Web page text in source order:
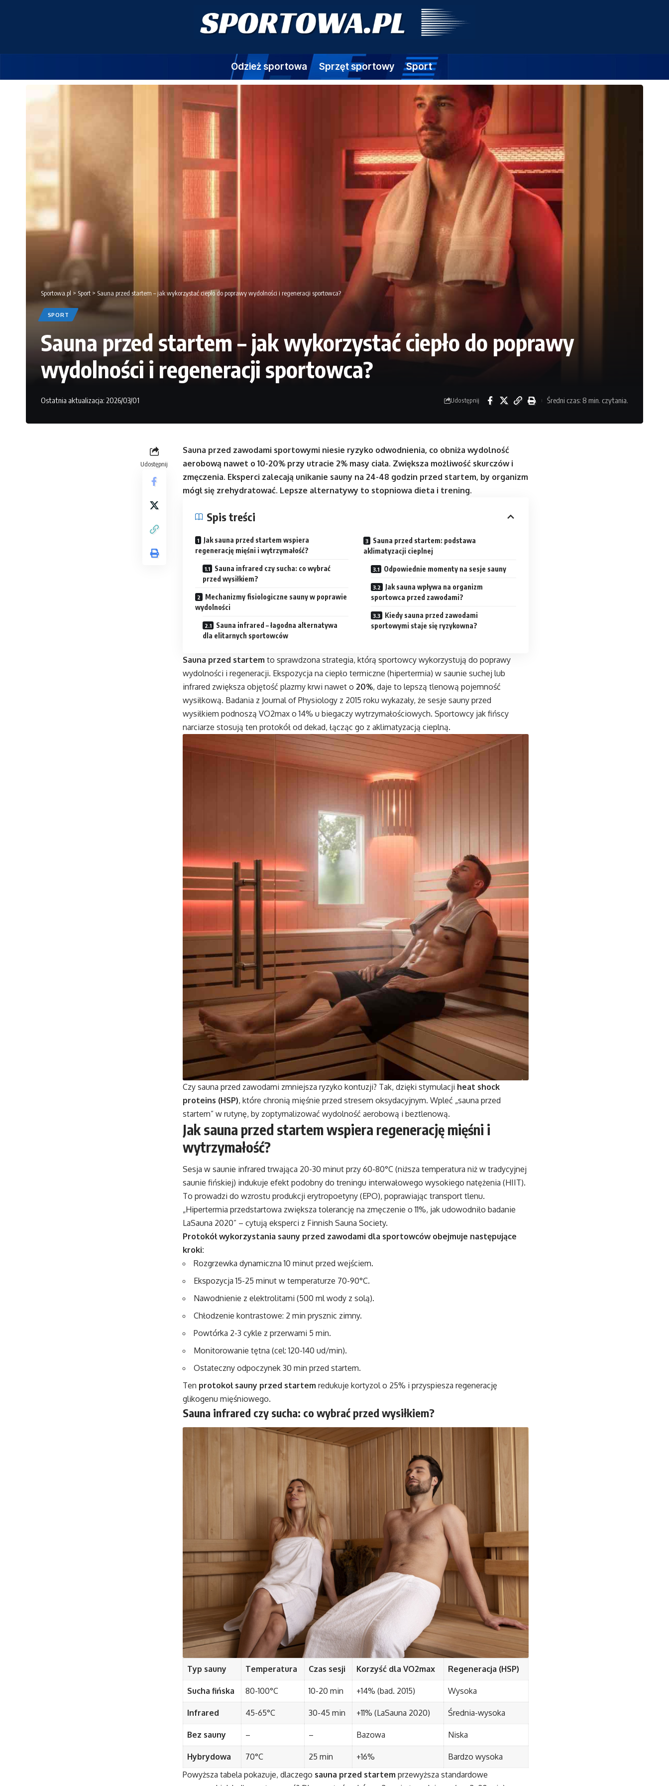
Odzież sportowa Sprzęt sportowy Sport
Sportowa.pl > Sport > Sauna przed startem – jak wykorzystać ciepło do poprawy wydolności i regeneracji sportowca?
SPORT
Sauna przed startem – jak wykorzystać ciepło do poprawy
wydolności i regeneracji sportowca?
Ostatnia aktualizacja: 2026/03/01 Udostępnij Średni czas: 8 min. czytania.
Udostępnij
Sauna przed zawodami sportowymi niesie ryzyko odwodnienia, co obniża wydolność
aerobową nawet o 10-20% przy utracie 2% masy ciała. Zwiększa możliwość skurczów i
zmęczenia. Eksperci zalecają unikanie sauny na 24-48 godzin przed startem, by organizm
mógł się zrehydratować. Lepsze alternatywy to stopniowa dieta i trening.
Spis treści
Jak sauna przed startem wspiera
regenerację mięśni i wytrzymałość?
Sauna infrared czy sucha: co wybrać
przed wysiłkiem?
Mechanizmy fisiologiczne sauny w poprawie
wydolności
Sauna infrared – łagodna alternatywa
dla elitarnych sportowców
Sauna przed startem: podstawa
aklimatyzacji cieplnej
Odpowiednie momenty na sesje sauny
Jak sauna wpływa na organizm
sportowca przed zawodami?
Kiedy sauna przed zawodami
sportowymi staje się ryzykowna?
Sauna przed startem to sprawdzona strategia, którą sportowcy wykorzystują do poprawy
wydolności i regeneracji. Ekspozycja na ciepło termiczne (hipertermia) w saunie suchej lub
infrared zwiększa objętość plazmy krwi nawet o 20%, daje to lepszą tlenową pojemność
wysiłkową. Badania z Journal of Physiology z 2015 roku wykazały, że sesje sauny przed
wysiłkiem podnoszą VO2max o 14% u biegaczy wytrzymałościowych. Sportowcy jak fińscy
narciarze stosują ten protokół od dekad, łącząc go z aklimatyzacją cieplną.
Czy sauna przed zawodami zmniejsza ryzyko kontuzji? Tak, dzięki stymulacji heat shock
proteins (HSP), które chronią mięśnie przed stresem oksydacyjnym. Wpleć „sauna przed
startem” w rutynę, by zoptymalizować wydolność aerobową i beztlenową.
Jak sauna przed startem wspiera regenerację mięśni i
wytrzymałość?
Sesja w saunie infrared trwająca 20-30 minut przy 60-80°C (niższa temperatura niż w tradycyjnej
saunie fińskiej) indukuje efekt podobny do treningu interwałowego wysokiego natężenia (HIIT).
To prowadzi do wzrostu produkcji erytropoetyny (EPO), poprawiając transport tlenu.
„Hipertermia przedstartowa zwiększa tolerancję na zmęczenie o 11%, jak udowodniło badanie
LaSauna 2020” – cytują eksperci z Finnish Sauna Society.
Protokół wykorzystania sauny przed zawodami dla sportowców obejmuje następujące
kroki:
Rozgrzewka dynamiczna 10 minut przed wejściem.
Ekspozycja 15-25 minut w temperaturze 70-90°C.
Nawodnienie z elektrolitami (500 ml wody z solą).
Chłodzenie kontrastowe: 2 min prysznic zimny.
Powtórka 2-3 cykle z przerwami 5 min.
Monitorowanie tętna (cel: 120-140 ud/min).
Ostateczny odpoczynek 30 min przed startem.
Ten protokoł sauny przed startem redukuje kortyzol o 25% i przyspiesza regenerację
glikogenu mięśniowego.
Sauna infrared czy sucha: co wybrać przed wysiłkiem?
Typ sauny Temperatura Czas sesji Korzyść dla VO2max Regeneracja (HSP)
Sucha fińska 80-100°C 10-20 min +14% (bad. 2015) Wysoka
Infrared 45-65°C 30-45 min +11% (LaSauna 2020) Średnia-wysoka
Bez sauny – – Bazowa Niska
Hybrydowa 70°C 25 min +16%
Bardzo wysoka
Powyższa tabela pokazuje, dlaczego sauna przed startem przewyższa standardowe